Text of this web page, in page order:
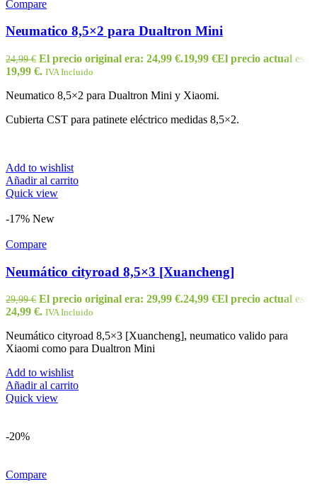
Compare
Neumatico 8,5×2 para Dualtron Mini
24,99€ El precio original era: 24,99 €.19,99 €El precio actual es:
19,99 €. IVA Incluido
Neumatico 8,5×2 para Dualtron Mini y Xiaomi.
Cubierta CST para patinete eléctrico medidas 8,5×2.
Add to wishlist
Añadir al carrito
Quick view
-17% New
Compare
Neumático cityroad 8,5×3 [Xuancheng]
29,99€ El precio original era: 29,99 €.24,99 €El precio actual es:
24,99 €. IVA Incluido
Neumático cityroad 8,5×3 [Xuancheng], neumatico valido para
Xiaomi como para Dualtron Mini
Add to wishlist
Añadir al carrito
Quick view
-20%
Compare